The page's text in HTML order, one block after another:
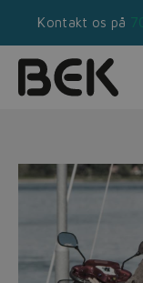
Kontakt os på